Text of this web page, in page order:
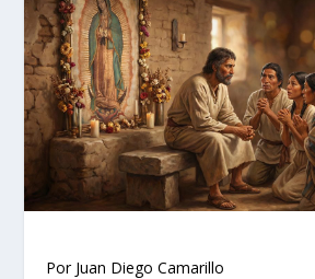
Por Juan Diego Camarillo